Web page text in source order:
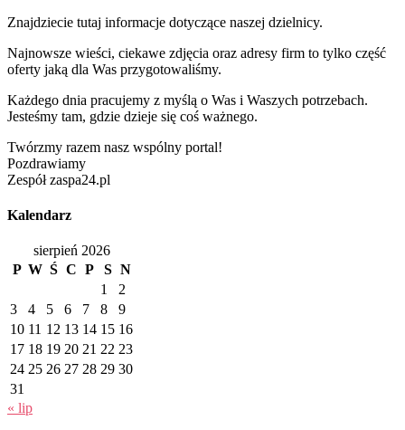
Znajdziecie tutaj informacje dotyczące naszej dzielnicy.
Najnowsze wieści, ciekawe zdjęcia oraz adresy firm to tylko część
oferty jaką dla Was przygotowaliśmy.
Każdego dnia pracujemy z myślą o Was i Waszych potrzebach.
Jesteśmy tam, gdzie dzieje się coś ważnego.
Twórzmy razem nasz wspólny portal!
Pozdrawiamy
Zespół zaspa24.pl
Kalendarz
sierpień 2026
P W Ś C P S N
1
2
3
4 5 6 7 8
9
10 11 12 13 14 15 16
17 18 19 20 21 22 23
24 25 26 27 28 29 30
31
« lip